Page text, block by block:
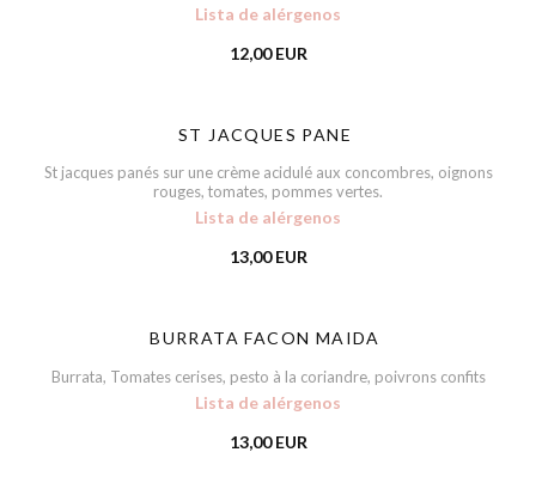
Lista de alérgenos
12,00 EUR
ST JACQUES PANE
St jacques panés sur une crème acidulé aux concombres, oignons
rouges, tomates, pommes vertes.
Lista de alérgenos
13,00 EUR
BURRATA FACON MAIDA
Burrata, Tomates cerises, pesto à la coriandre, poivrons confits
Lista de alérgenos
13,00 EUR